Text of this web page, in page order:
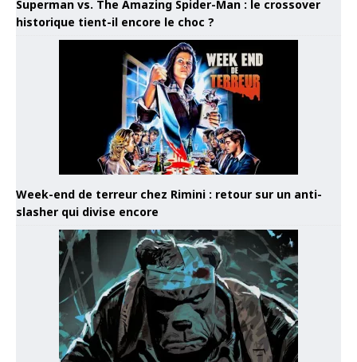
Superman vs. The Amazing Spider-Man : le crossover
historique tient-il encore le choc ?
Week-end de terreur chez Rimini : retour sur un anti-
slasher qui divise encore